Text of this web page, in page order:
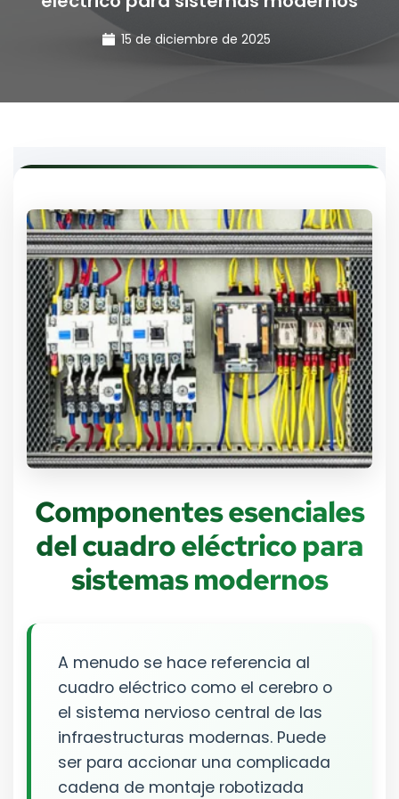
15 de diciembre de 2025
Componentes esenciales
del cuadro eléctrico para
sistemas modernos
A menudo se hace referencia al
cuadro eléctrico como el cerebro o
el sistema nervioso central de las
infraestructuras modernas. Puede
ser para accionar una complicada
cadena de montaje robotizada